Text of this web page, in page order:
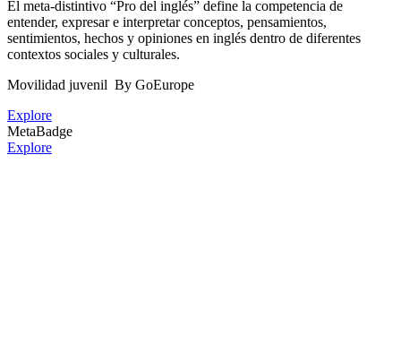
El meta-distintivo “Pro del inglés” define la competencia de
entender, expresar e interpretar conceptos, pensamientos,
sentimientos, hechos y opiniones en inglés dentro de diferentes
contextos sociales y culturales.
Movilidad juvenil By GoEurope
Explore
MetaBadge
Explore